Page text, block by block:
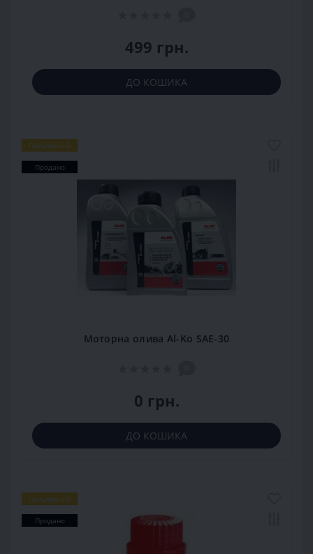
499 грн.
ДО КОШИКА
Популярний
Продано
Моторна олива Al-Ko SAE-30
0 грн.
ДО КОШИКА
Популярний
Продано